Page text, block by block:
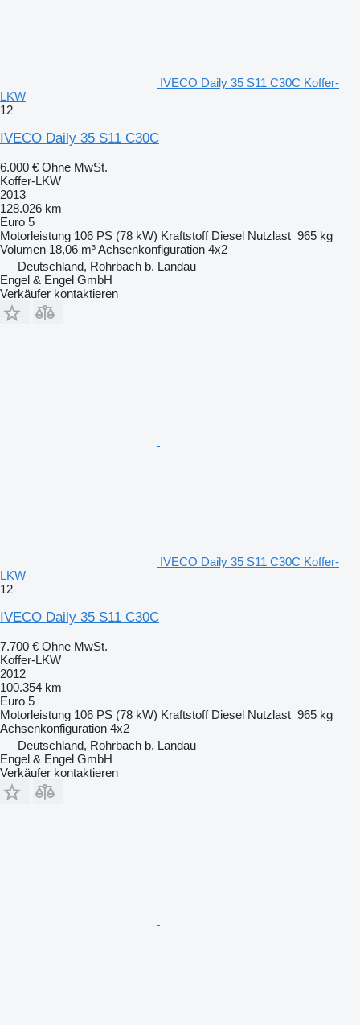
IVECO Daily 35 S11 C30C Koffer-
LKW
12
IVECO Daily 35 S11 C30C
6.000 € Ohne MwSt.
Koffer-LKW
2013
128.026 km
Euro 5
Motorleistung 106 PS (78 kW) Kraftstoff Diesel Nutzlast 965 kg
Volumen 18,06 m³Achsenkonfiguration 4x2
Deutschland, Rohrbach b. Landau
Engel & Engel GmbH
Verkäufer kontaktieren
IVECO Daily 35 S11 C30C Koffer-
LKW
12
IVECO Daily 35 S11 C30C
7.700 € Ohne MwSt.
Koffer-LKW
2012
100.354 km
Euro 5
Motorleistung 106 PS (78 kW) Kraftstoff Diesel Nutzlast 965 kg
Achsenkonfiguration 4x2
Deutschland, Rohrbach b. Landau
Engel & Engel GmbH
Verkäufer kontaktieren